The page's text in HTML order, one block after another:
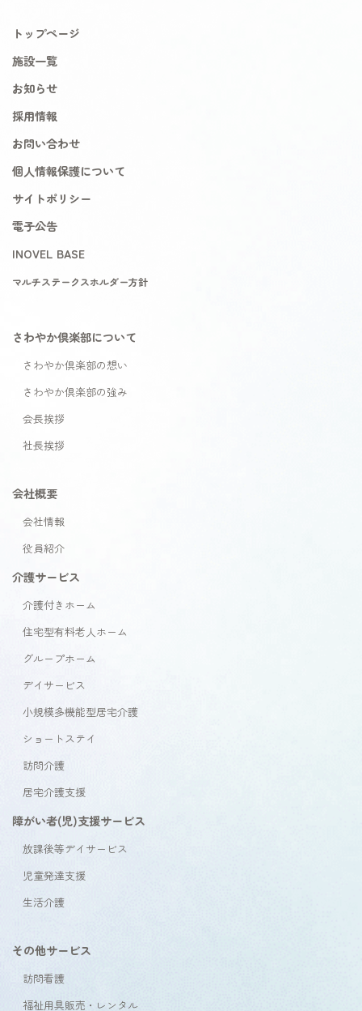
トップページ
施設一覧
お知らせ
採用情報
お問い合わせ
個人情報保護について
サイトポリシー
電子公告
INOVEL BASE
マルチステークスホルダー方針
さわやか倶楽部について
さわやか倶楽部の想い
さわやか倶楽部の強み
会長挨拶
社長挨拶
会社概要
会社情報
役員紹介
介護サービス
介護付きホーム
住宅型有料老人ホーム
グループホーム
デイサービス
小規模多機能型居宅介護
ショートステイ
訪問介護
居宅介護支援
障がい者(児)支援サービス
放課後等デイサービス
児童発達支援
生活介護
その他サービス
訪問看護
福祉用具販売・レンタル